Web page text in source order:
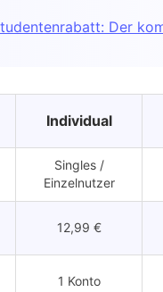
Der
Individual
Singles /
Einzelnutzer
12,99 €
1 Konto